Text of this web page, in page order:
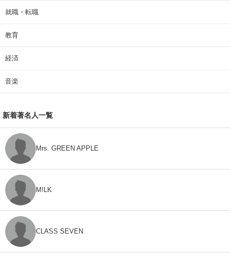
就職・転職
教育
経済
音楽
新着著名人一覧
Mrs. GREEN APPLE
M!LK
CLASS SEVEN